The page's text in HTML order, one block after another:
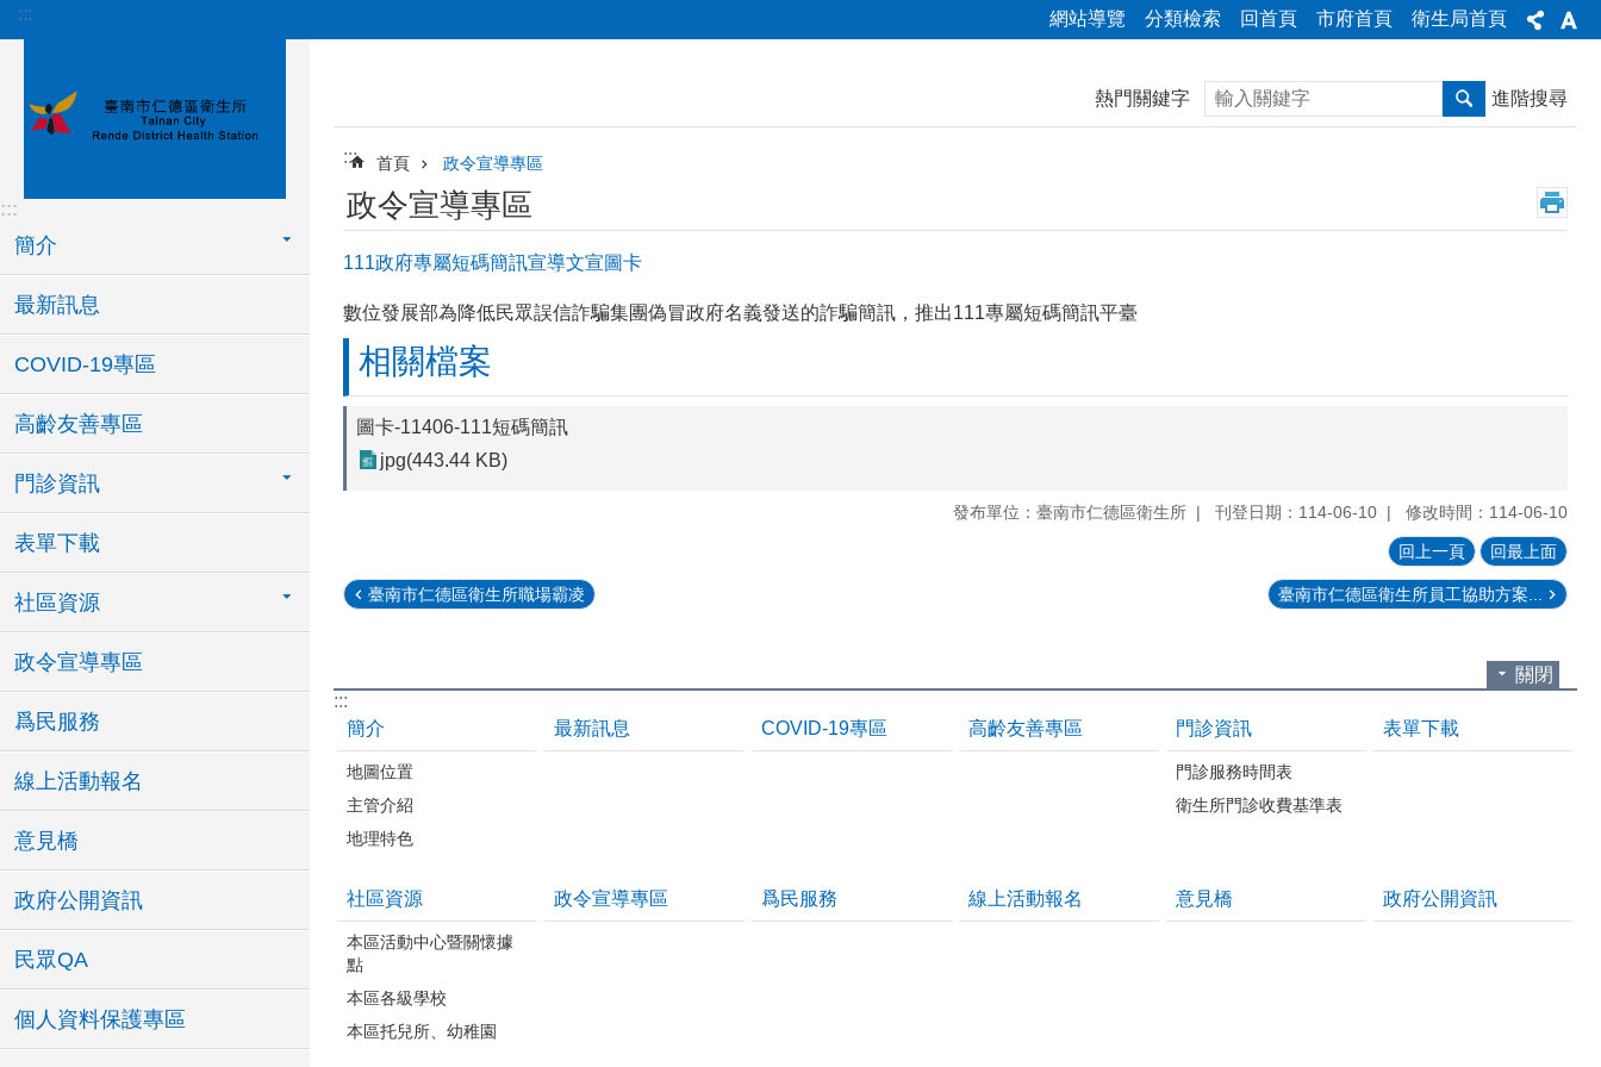
跳到主要內容區塊
::: 網站導覽 分類檢索 回首頁 市府首頁 衛生局首頁
:::
簡介
最新訊息
COVID-19專區
高齡友善專區
門診資訊
表單下載
社區資源
政令宣導專區
爲民服務
線上活動報名
意見橋
政府公開資訊
民眾QA
個人資料保護專區
熱門關鍵字 搜尋 進階搜尋
::: 首頁 政令宣導專區
政令宣導專區
111政府專屬短碼簡訊宣導文宣圖卡
數位發展部為降低民眾誤信詐騙集團偽冒政府名義發送的詐騙簡訊，推出111專屬短碼簡訊平臺
相關檔案
圖卡-11406-111短碼簡訊
jpg(443.44 KB)
發布單位：臺南市仁德區衛生所 刊登日期：114-06-10 修改時間：114-06-10
回上一頁 回最上面
臺南市仁德區衛生所 職場霸凌 臺南市仁德區衛生所員工協助方案...
關閉
:::
簡介
地圖位置
主管介紹
地理特色
最新訊息 COVID-19專區 高齡友善專區 門診資訊
門診服務時間表
衛生所門診收費基準表
表單下載
社區資源
本區活動中心暨關懷據
點
本區各級學校
本區托兒所、幼稚園
政令宣導專區 爲民服務 線上活動報名 意見橋 政府公開資訊